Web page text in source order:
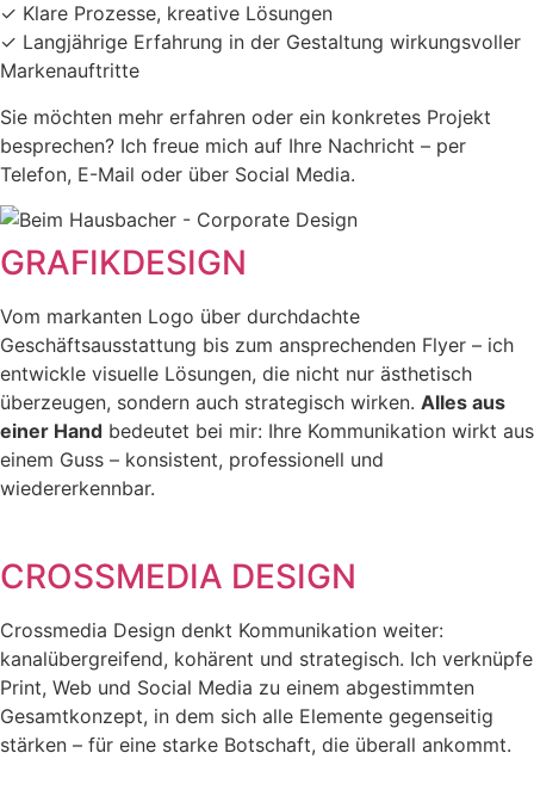
✓ Klare Prozesse, kreative Lösungen
✓ Langjährige Erfahrung in der Gestaltung wirkungsvoller
Markenauftritte
Sie möchten mehr erfahren oder ein konkretes Projekt
besprechen? Ich freue mich auf Ihre Nachricht – per
Telefon, E-Mail oder über Social Media.
GRAFIKDESIGN
Vom markanten Logo über durchdachte
Geschäftsausstattung bis zum ansprechenden Flyer – ich
entwickle visuelle Lösungen, die nicht nur ästhetisch
überzeugen, sondern auch strategisch wirken. Alles aus
einer Hand bedeutet bei mir: Ihre Kommunikation wirkt aus
einem Guss – konsistent, professionell und
wiedererkennbar.
CROSSMEDIA DESIGN
Crossmedia Design denkt Kommunikation weiter:
kanalübergreifend, kohärent und strategisch. Ich verknüpfe
Print, Web und Social Media zu einem abgestimmten
Gesamtkonzept, in dem sich alle Elemente gegenseitig
stärken – für eine starke Botschaft, die überall ankommt.